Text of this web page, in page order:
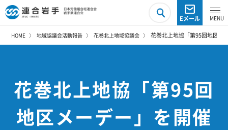
Eメール
HOME 地域協議会活動報告 花巻北上地域協議会 花巻北上地協「第95回地区メ
花巻北上地協「第95回
地区メーデー」を開催